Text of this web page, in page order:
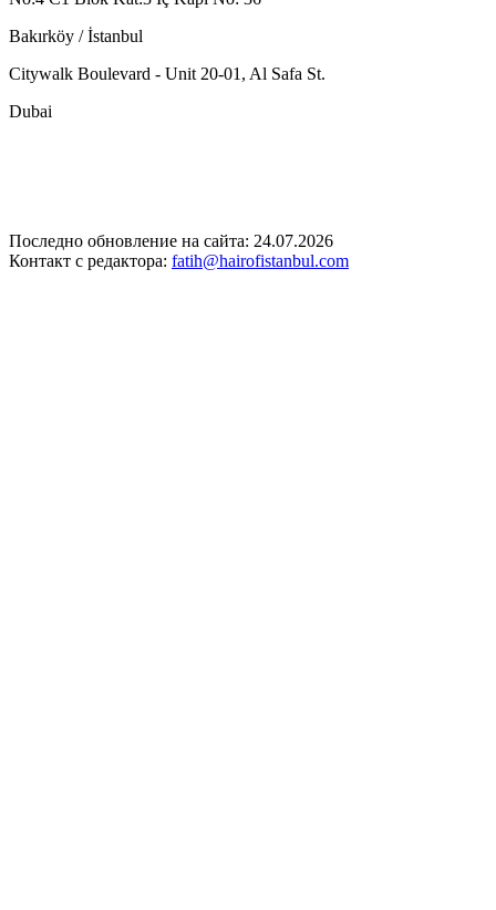
Bakırköy / İstanbul
Citywalk Boulevard - Unit 20-01, Al Safa St.
Dubai
Последно обновление на сайта: 24.07.2026
Контакт с редактора: fatih@hairofistanbul.com